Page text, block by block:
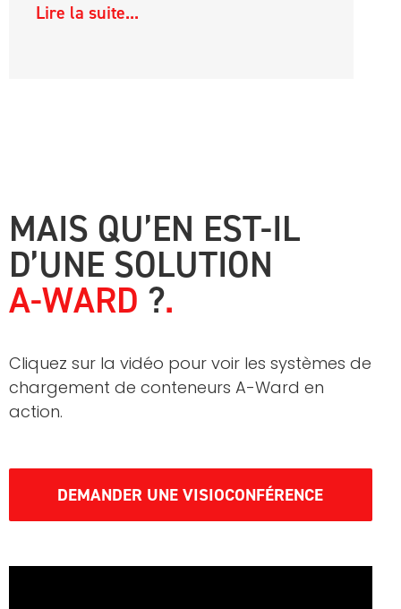
Lire la suite...
MAIS QU’EN EST-IL
D’UNE SOLUTION
A-WARD ?
Cliquez sur la vidéo pour voir les systèmes de
chargement de conteneurs A-Ward en
action.
DEMANDER UNE VISIOCONFÉRENCE